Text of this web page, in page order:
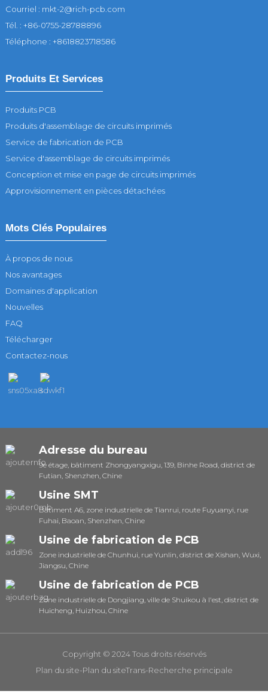
Courriel : mkt-2@rich-pcb.com
Tél. : +86-0755-28788896
Téléphone : +8618823718586
Produits Et Services
Produits PCB
Produits d'assemblage de circuits imprimés
Service de fabrication de PCB
Service d'assemblage de circuits imprimés
Conception et mise en page de circuits imprimés
Approvisionnement en pièces détachées
Mots Clés Populaires
À propos de nous
Nos avantages
Domaines d'application
Nouvelles
FAQ
Télécharger
Contactez-nous
Adresse du bureau
9e étage, bâtiment Zhongyangxigu, 139, Binhe Road, district de
Futian, Shenzhen, Chine
Usine SMT
Bâtiment A6, zone industrielle de Tianrui, route Fuyuanyi, rue
Fuhai, Baoan, Shenzhen, Chine
Usine de fabrication de PCB
Zone industrielle de Chunhui, rue Yunlin, district de Xishan, Wuxi,
Jiangsu, Chine
Usine de fabrication de PCB
Zone industrielle de Dongjiang, ville de Shuikou à l'est, district de
Huicheng, Huizhou, Chine
Copyright © 2024 Tous droits réservés
Plan du site-Plan du siteTrans-Recherche principale